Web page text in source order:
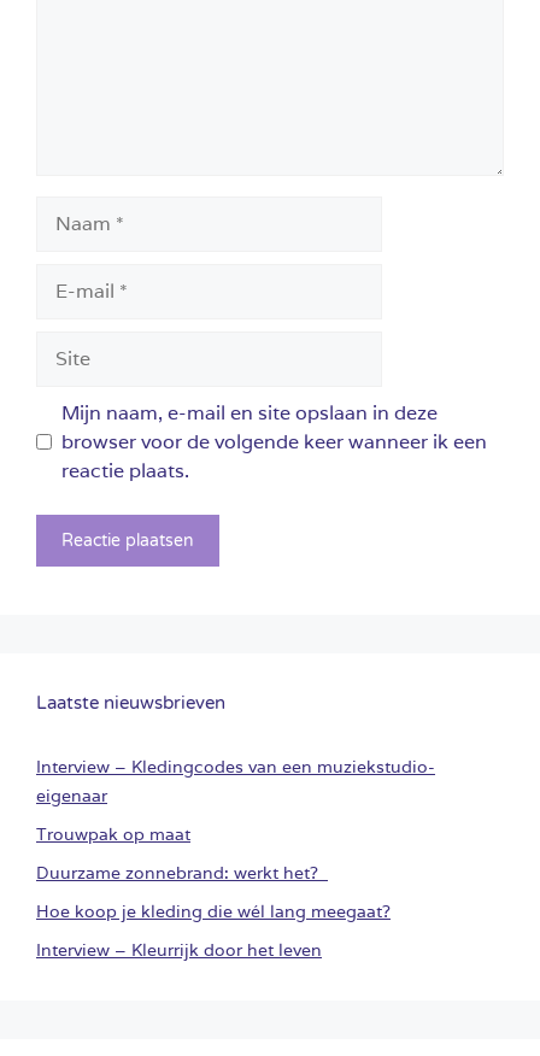
mail
Mijn naam, e-mail en site opslaan in deze
browser voor de volgende keer wanneer ik een
reactie plaats.
Laatste nieuwsbrieven
Interview – Kledingcodes van een muziekstudio-
eigenaar
Trouwpak op maat
Duurzame zonnebrand: werkt het?
Hoe koop je kleding die wél lang meegaat?
Interview – Kleurrijk door het leven